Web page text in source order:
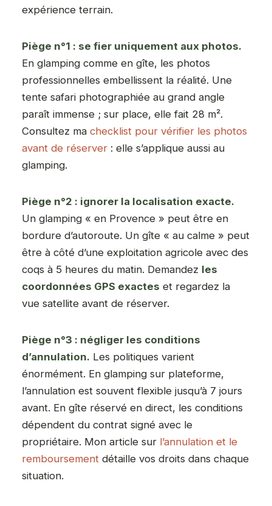
expérience terrain.
Piège n°1 : se fier uniquement aux photos.
En glamping comme en gîte, les photos
professionnelles embellissent la réalité. Une
tente safari photographiée au grand angle
paraît immense ; sur place, elle fait 28 m².
Consultez ma checklist pour vérifier les photos
avant de réserver : elle s’applique aussi au
glamping.
Piège n°2 : ignorer la localisation exacte.
Un glamping « en Provence » peut être en
bordure d’autoroute. Un gîte « au calme » peut
être à côté d’une exploitation agricole avec des
coqs à 5 heures du matin. Demandez les
coordonnées GPS exactes et regardez la
vue satellite avant de réserver.
Piège n°3 : négliger les conditions
d’annulation. Les politiques varient
énormément. En glamping sur plateforme,
l’annulation est souvent flexible jusqu’à 7 jours
avant. En gîte réservé en direct, les conditions
dépendent du contrat signé avec le
propriétaire. Mon article sur l’annulation et le
remboursement détaille vos droits dans chaque
situation.